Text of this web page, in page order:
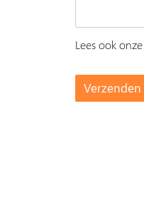
Lees ook onze